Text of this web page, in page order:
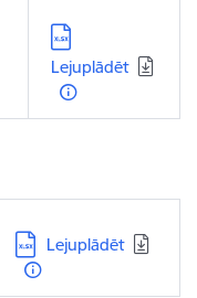
Lejupielādēt:
Lejuplādēt
Lejupielādēt:
Lejuplādēt